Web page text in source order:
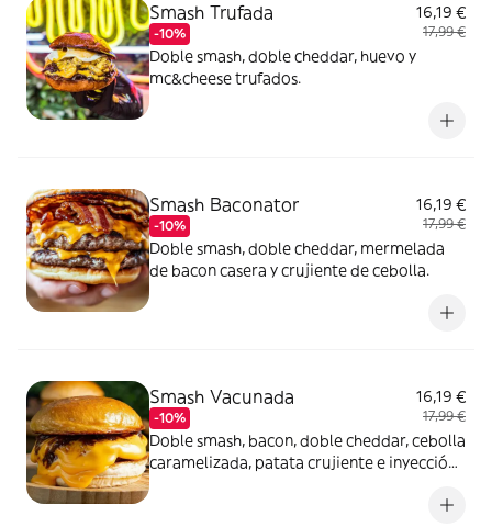
Smash Trufada
-10%
16,19 €
17,99 €
Doble smash, doble cheddar, huevo y
mc&cheese trufados.
Smash Baconator
-10%
16,19 €
17,99 €
Doble smash, doble cheddar, mermelada
de bacon casera y crujiente de cebolla.
Smash Vacunada
-10%
16,19 €
17,99 €
Doble smash, bacon, doble cheddar, cebolla
caramelizada, patata crujiente e inyección